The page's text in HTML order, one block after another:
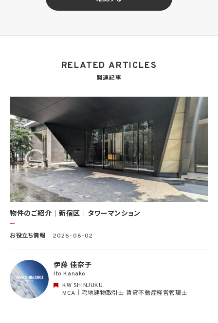
(4) 当社サービスに関する当社の規約、ポリシー等（以下「規約等」といいます。）に違反す
る行為に対する対応のため
も外国に所在する場合を含みます。）に対し個人情報（(i)当社サービスにおける顧客に関
ため。なお、KWエージェントとは、KW加盟店の業務に従事する個人を意味します。また、
(8) 当社サービスを介して販売等が行われる物件に関する情報について、当社、KWライ
センサー、その他KWブランドを利用して事業を行う事業者のポータルサイト、ウェブ広
告、その他インターネット上において公開するため
(9) 雇用管理及び社内手続のため（役職員の個人情報について）、並びに人材採用活動
における選考及び連絡のため（応募者の個人情報について）
(10) KWエージェント並びに当社及びKW加盟店の役職員に関する情報に関して、当該
情報を当社又はKWライセンサーが運営するウェブサイト（当社又はKWライセンサーか
ら委託を受けた第三者によって運営されるウェブサイトを含み、当該ウェブサイトが一般
向けに公開される場合を含みます。）上に掲載するため
(11) 株主管理、会社法その他法令上の手続対応のため（株主、新株予約権者等の個人情
報について）
(12) 当社のサービスを通じて実施された不動産に関する取引の実績について、個人を識
別できない形式に加工した統計データを作成するため
(13) その他、上記利用目的に付随する目的のため
る運営、サービスの利用状況等を分析した情報を用いたシステムの改善及び開発並びに
することについて同意を撤回し又は異議を述べた場合には、当社はただちにその旨を当
該第三者に通知するものとします。
3. 個人情報利用目的の変更
RELATED ARTICLES
関連記事
物件のご紹介｜新宿区｜タワーマンション
お役立ち情報 2026-08-02
伊藤 佳奈子
Ito Kanako
KW SHINJUKU
MCA｜宅地建物取引士 賃貸不動産経営管理士